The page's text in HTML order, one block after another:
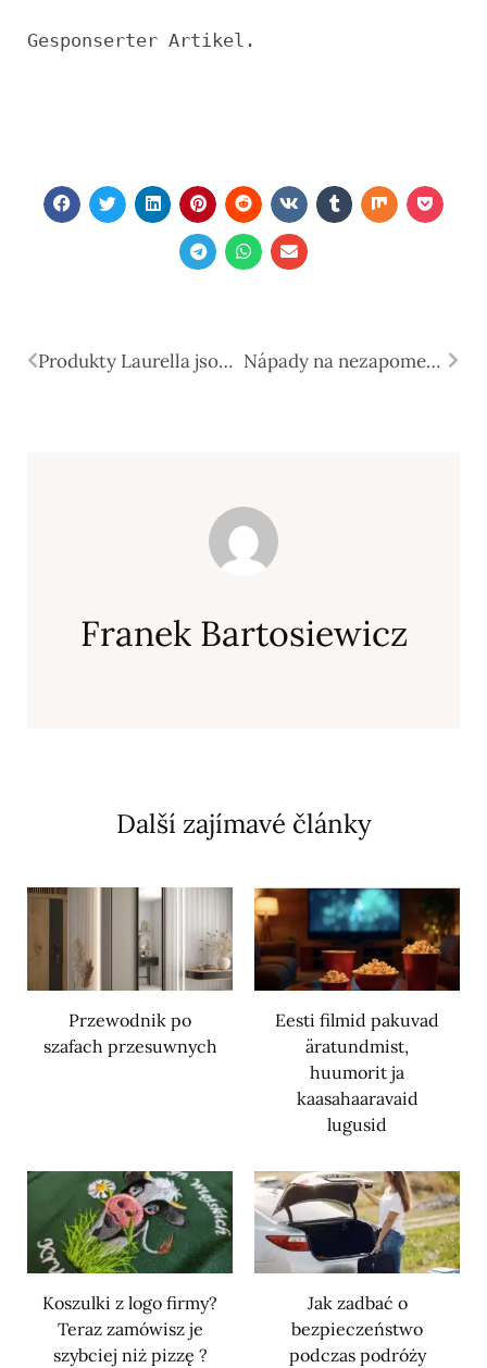
Gesponserter Artikel.
Produkty Laurella jsou k dispozici v internetovém obchodě QUIOSQUE Nápady na nezapomenutelnou rozlučku se svobodou ve Štětíně
Franek Bartosiewicz
Další zajímavé články
Przewodnik po
szafach przesuwnych
Eesti filmid pakuvad
äratundmist,
huumorit ja
kaasahaaravaid
lugusid
Koszulki z logo firmy?
Teraz zamówisz je
szybciej niż pizzę ?
Jak zadbać o
bezpieczeństwo
podczas podróży